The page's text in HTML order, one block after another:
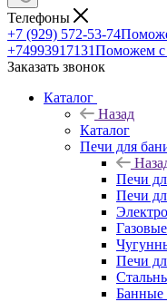
Телефоны
+7 (929) 572-53-74
+74993917131Поможем
Заказать звонок
Каталог
Назад
Каталог
Печи для
Печи
Печи
Печи
Банные